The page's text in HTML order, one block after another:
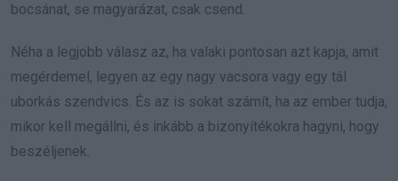
bocsánat, se magyarázat, csak csend.
Néha a legjobb válasz az, ha valaki pontosan azt kapja, amit
megérdemel, legyen az egy nagy vacsora vagy egy tál
uborkás szendvics. És az is sokat számít, ha az ember tudja,
mikor kell megállni, és inkább a bizonyítékokra hagyni, hogy
beszéljenek.